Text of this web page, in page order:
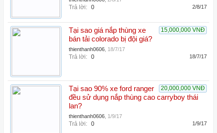
Trả lời: 0 2/8/17
15,000,000 VNĐ
Tại sao giá nắp thùng xe
bán tải colorado bị đội giá?
thienthanh0606 18/7/17
Trả lời: 0 18/7/17
20,000,000 VNĐ
Tại sao 90% xe ford ranger
đều sử dụng nắp thùng cao carryboy thái
lan?
thienthanh0606 1/9/17
Trả lời: 0 1/9/17